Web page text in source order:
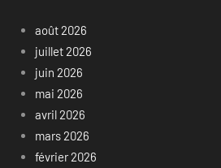
août 2026
juillet 2026
juin 2026
mai 2026
avril 2026
mars 2026
février 2026